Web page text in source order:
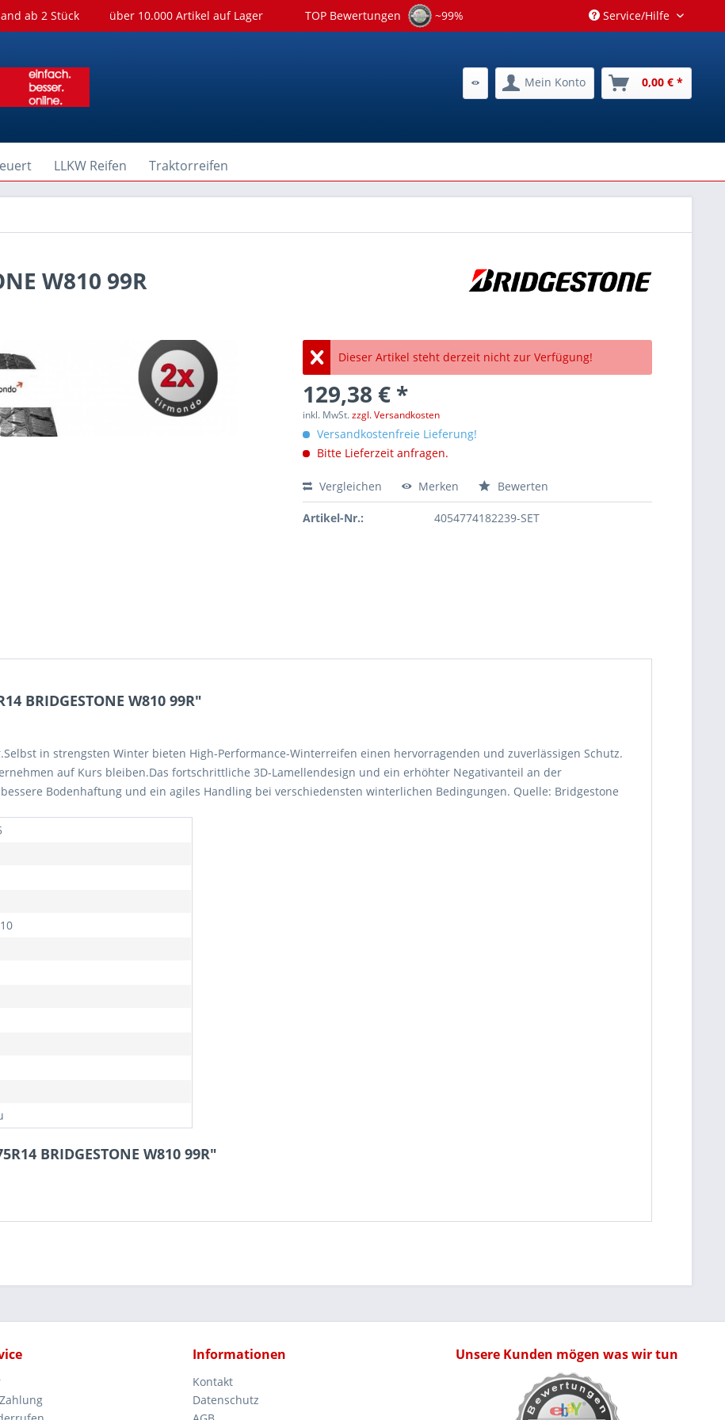
ab 2 Stück über 10.000 Artikel auf Lager TOP Bewertungen ~99% Service/Hilfe
Mein Konto 0,00 € *
LLKW Reifen Traktorreifen
W810 99R
Dieser Artikel steht derzeit nicht zur Verfügung!
129,38 € *
inkl. MwSt.zzgl. Versandkosten
Versandkostenfreie Lieferung!
Bitte Lieferzeit anfragen.
Vergleichen Merken Bewerten
Artikel-Nr.: 4054774182239-SET
BRIDGESTONE W810 99R"
in strengsten Winter bieten High-Performance-Winterreifen einen hervorragenden und zuverlässigen Schutz.
auf Kurs bleiben.Das fortschrittliche 3D-Lamellendesign und ein erhöhter Negativanteil an der
Bodenhaftung und ein agiles Handling bei verschiedensten winterlichen Bedingungen. Quelle: Bridgestone
BRIDGESTONE W810 99R"
Informationen
Kontakt
Datenschutz
Unsere Kunden mögen was wir tun